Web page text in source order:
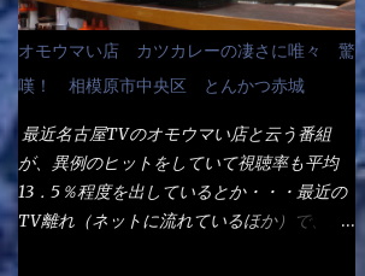
シです。 見事に木桶には湯が入っていな
い、UDONだけです。 しかし、この木桶デ
カイなぁ～ 試したいこと残りの1つが＜得＞
大しか食べていないからね、得がどれくらい
の満腹度になるのか？ この得サイズの木桶
は、銭湯で使う洗い桶サイズだなぁ～ この
木桶サイズに、満々と湯が注がれていたら食
す。 今では、大分廃れてしまっているか
と・・・小生もお中元やお歳暮など送った事
は無い！（キッパリ） まぁ～この慣習が残
っているのは、官公庁や超大手企業戦士（昇
進目的）などの世界でしょう。 要は、ゴマ
スリ・・・てな感じかな。 丸亀製麺と云え
ば、大阪誕生→全国区（北海道と沖縄は？）
へ広がった、讃岐饂飩チェーン店大手といっ
オモウマい店 カツカレーの凄さに唯々 驚
嘆！ 相模原市中央区 とんかつ赤城
最近名古屋TVのオモウマい店と云う番組
が、異例のヒットをしていて視聴率も平均
13．5％程度を出しているとか・・・最近の
TV離れ（ネットに流れているほか）で、こ